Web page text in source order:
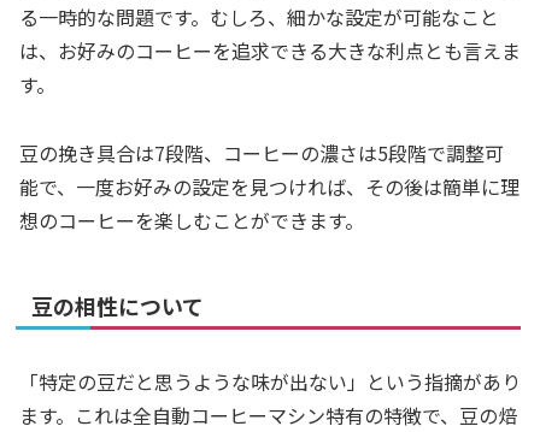
る一時的な問題です。むしろ、細かな設定が可能なこと
は、お好みのコーヒーを追求できる大きな利点とも言えま
す。
豆の挽き具合は7段階、コーヒーの濃さは5段階で調整可
能で、一度お好みの設定を見つければ、その後は簡単に理
想のコーヒーを楽しむことができます。
豆の相性について
「特定の豆だと思うような味が出ない」という指摘があり
ます。これは全自動コーヒーマシン特有の特徴で、豆の焙